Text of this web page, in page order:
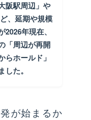
阪駅周辺」や
、延期や規模
年現在、
「周辺が再開
らホールド」
た。
が始まるか